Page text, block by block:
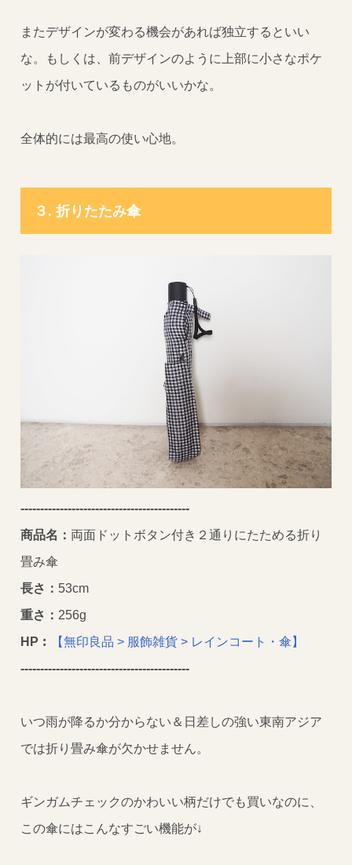
またデザインが変わる機会があれば独立するといい
な。もしくは、前デザインのように上部に小さなポケ
ットが付いているものがいいかな。
全体的には最高の使い心地。
３. 折りたたみ傘
-------------------------------------------
商品名： 両面ドットボタン付き２通りにたためる折り
畳み傘
長さ： 53cm
重さ： 256g
HP︰
【無印良品 > 服飾雑貨 > レインコート・傘】
-------------------------------------------
いつ雨が降るか分からない＆日差しの強い東南アジア
では折り畳み傘が欠かせません。
ギンガムチェックのかわいい柄だけでも買いなのに、
この傘にはこんなすごい機能が↓